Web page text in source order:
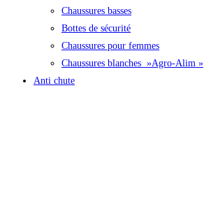
Chaussures basses
Bottes de sécurité
Chaussures pour femmes
Chaussures blanches »Agro-Alim »
Anti chute